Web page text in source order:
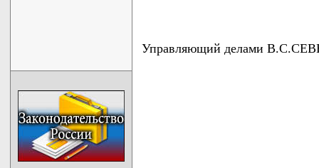
Управляющий делами